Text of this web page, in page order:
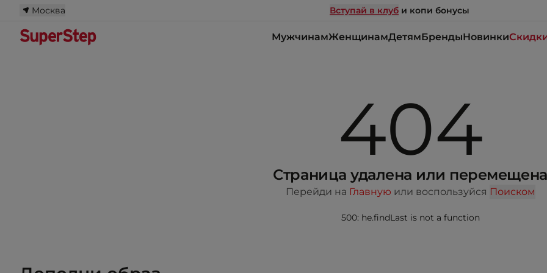
Москва Вступай в клуб и копи бонусы
МужчинамЖенщинамДетямБрендыНовинки
404
Страница удалена или перемещена
Перейди на Главную или воспользуйся Поиском
500: he.findLast is not a function